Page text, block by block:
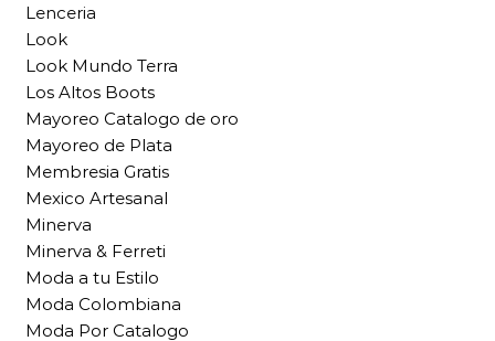
Lenceria
Look
Look Mundo Terra
Los Altos Boots
Mayoreo Catalogo de oro
Mayoreo de Plata
Membresia Gratis
Mexico Artesanal
Minerva
Minerva & Ferreti
Moda a tu Estilo
Moda Colombiana
Moda Por Catalogo